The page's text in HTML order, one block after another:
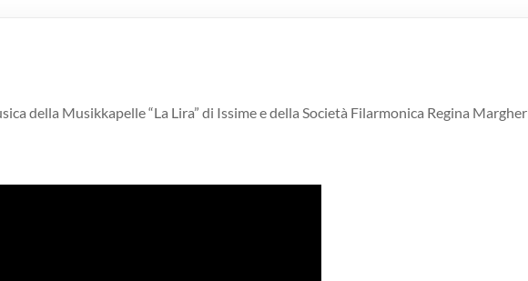
della Musikkapelle “La Lira” di Issime e della Società Filarmonica Regina